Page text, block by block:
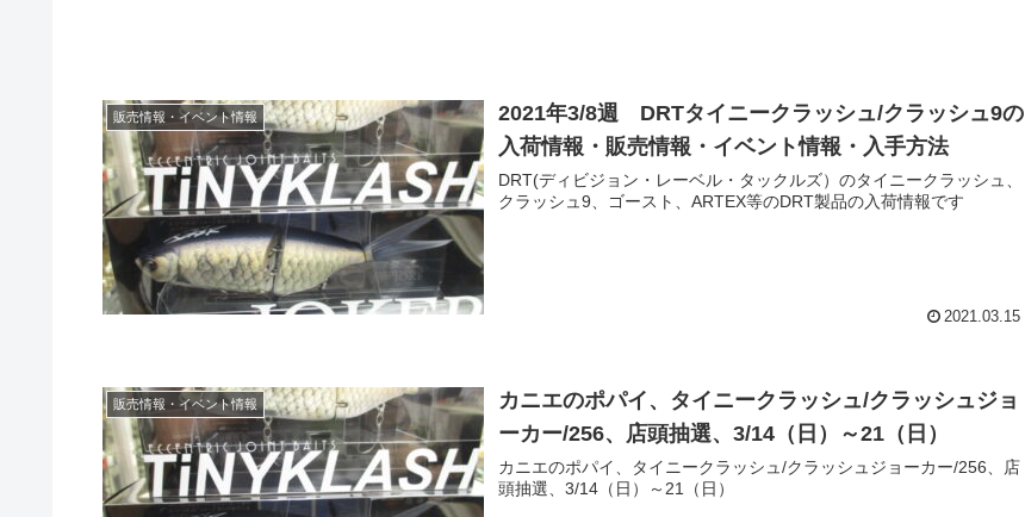
販売情報・イベント情報
2021年3/8週 DRTタイニークラッシュ/クラッシュ9の
入荷情報・販売情報・イベント情報・入手方法
DRT(ディビジョン・レーベル・タックルズ）のタイニークラッシュ、
クラッシュ9、ゴースト、ARTEX等のDRT製品の入荷情報です
2021.03.15
販売情報・イベント情報
カニエのポパイ、タイニークラッシュ/クラッシュジョ
ーカー/256、店頭抽選、3/14（日）～21（日）
カニエのポパイ、タイニークラッシュ/クラッシュジョーカー/256、店
頭抽選、3/14（日）～21（日）